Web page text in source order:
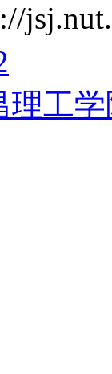
理工